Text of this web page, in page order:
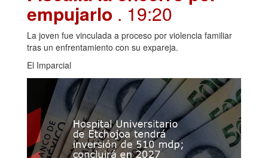
empujarlo . 19:20
La joven fue vinculada a proceso por violencia familiar
tras un enfrentamiento con su expareja.
El Imparcial